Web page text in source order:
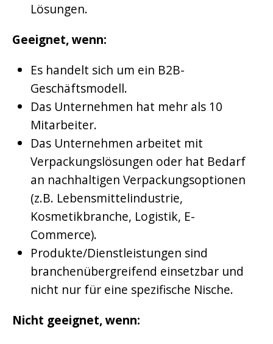
Lösungen.
Geeignet, wenn:
Es handelt sich um ein B2B-
Geschäftsmodell.
Das Unternehmen hat mehr als 10
Mitarbeiter.
Das Unternehmen arbeitet mit
Verpackungslösungen oder hat Bedarf
an nachhaltigen Verpackungsoptionen
(z.B. Lebensmittelindustrie,
Kosmetikbranche, Logistik, E-
Commerce).
Produkte/Dienstleistungen sind
branchenübergreifend einsetzbar und
nicht nur für eine spezifische Nische.
Nicht geeignet, wenn: